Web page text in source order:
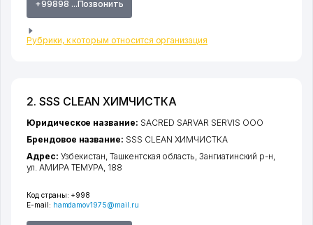
+99898 ...Позвонить
Рубрики, к которым относится организация
2. SSS CLEAN ХИМЧИСТКА
Код страны: +998
E-mail: hamdamov1975@mail.ru
Юридическое название: SACRED SARVAR SERVIS ООО
Брендовое название: SSS CLEAN ХИМЧИСТКА
Адрес: Узбекистан,Ташкентская область,Зангиатинский р-н,
ул. АМИРА ТЕМУРА, 188